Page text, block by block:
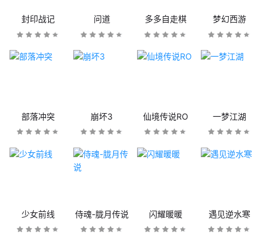
封印战记 问道 多多自走棋 梦幻西游
部落冲突 崩坏3 仙境传说RO 一梦江湖
少女前线 侍魂-胧月传说 闪耀暖暖 遇见逆水寒